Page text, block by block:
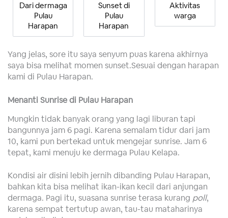
Dari dermaga
Pulau
Harapan
Sunset di
Pulau
Harapan
Aktivitas
warga
Yang jelas, sore itu saya senyum puas karena akhirnya
saya bisa melihat momen sunset.Sesuai dengan harapan
kami di Pulau Harapan.
Menanti Sunrise di Pulau Harapan
Mungkin tidak banyak orang yang lagi liburan tapi
bangunnya jam 6 pagi. Karena semalam tidur dari jam
10, kami pun bertekad untuk mengejar sunrise. Jam 6
tepat, kami menuju ke dermaga Pulau Kelapa.
Kondisi air disini lebih jernih dibanding Pulau Harapan,
bahkan kita bisa melihat ikan-ikan kecil dari anjungan
dermaga. Pagi itu, suasana sunrise terasa kurang poll,
karena sempat tertutup awan, tau-tau mataharinya